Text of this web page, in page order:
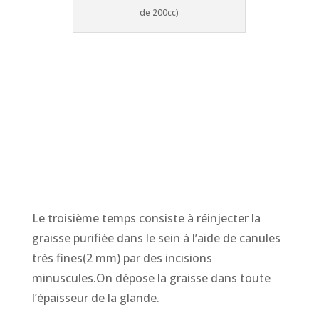
de 200cc)
Le troisième temps consiste à réinjecter la
graisse purifiée dans le sein à l’aide de canules
très fines(2 mm) par des incisions
minuscules.On dépose la graisse dans toute
l’épaisseur de la glande.